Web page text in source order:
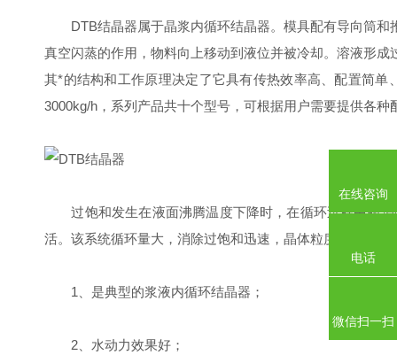
DTB结晶器属于晶浆内循环结晶器。模具配有导向筒和
真空闪蒸的作用，物料向上移动到液位并被冷却。溶液形
其*的结构和工作原理决定了它具有传热效率高、配置简
3000kg/h，系列产品共十个型号，可根据用户需要提供各
过饱和发生在液面沸腾温度下降时，在循环过程中被消
活。该系统循环量大，消除过饱和迅速，晶体粒度分布窄，
1、是典型的浆液内循环结晶器；
2、水动力效果好；
在线咨询
电话
微信扫一扫